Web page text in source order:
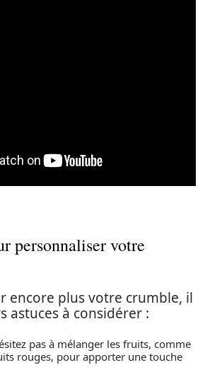
personnaliser votre
encore plus votre crumble, il
astuces à considérer :
pas à mélanger les fruits, comme
rouges, pour apporter une touche